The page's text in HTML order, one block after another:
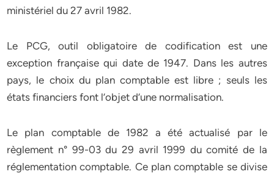
ministériel du 27 avril 1982.
Le PCG, outil obligatoire de codification est une
exception française qui date de 1947. Dans les autres
pays, le choix du plan comptable est libre ; seuls les
états financiers font l’objet d’une normalisation.
Le plan comptable de 1982 a été actualisé par le
règlement n° 99-03 du 29 avril 1999 du comité de la
réglementation comptable. Ce plan comptable se divise